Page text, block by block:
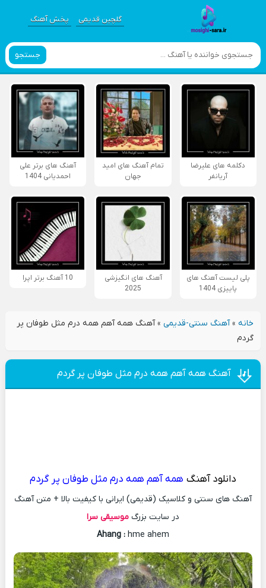
گلچین قدیمی پخش آهنگ
جستجو
دکلمه های علیرضا
آریانفر
تمام آهنگ های امید
جهان
آهنگ های برتر علی
احمدیانی 1404
پلی لیست آهنگ های
پاییزی 1404
آهنگ های انگیزشی
2025
10 آهنگ برتر اپرا
خانه»آهنگ سنتی-قدیمی»آهنگ همه آهم همه درم مثل طوفان پر
گردم
آهنگ همه آهم همه درم مثل طوفان پر گردم
دانلود آهنگ همه آهم همه درم مثل طوفان پر گردم
آهنگ های سنتی و کلاسیک (قدیمی) ایرانی با کیفیت بالا + متن آهنگ
در سایت بزرگ موسیقی سرا
Ahang : hme ahem